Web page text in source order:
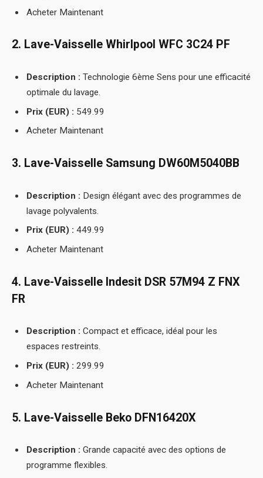
Acheter Maintenant
2. Lave-Vaisselle Whirlpool WFC 3C24 PF
Description : Technologie 6ème Sens pour une efficacité
optimale du lavage.
Prix (EUR) : 549.99
Acheter Maintenant
3. Lave-Vaisselle Samsung DW60M5040BB
Description : Design élégant avec des programmes de
lavage polyvalents.
Prix (EUR) : 449.99
Acheter Maintenant
4. Lave-Vaisselle Indesit DSR 57M94 Z FNX
FR
Description : Compact et efficace, idéal pour les
espaces restreints.
Prix (EUR) : 299.99
Acheter Maintenant
5. Lave-Vaisselle Beko DFN16420X
Description : Grande capacité avec des options de
programme flexibles.